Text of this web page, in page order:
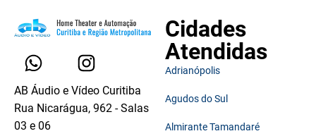
AB Áudio e Vídeo Curitiba
Rua Nicarágua, 962 - Salas
03 e 06
Cidades
Atendidas
Adrianópolis
Agudos do Sul
Almirante Tamandaré